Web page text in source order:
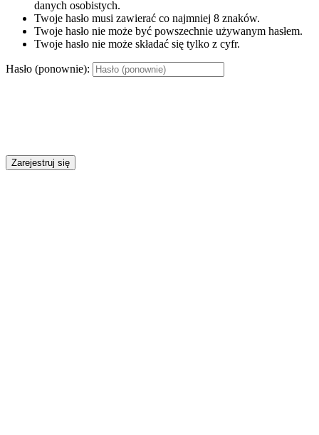
danych osobistych.
Twoje hasło musi zawierać co najmniej 8 znaków.
Twoje hasło nie może być powszechnie używanym hasłem.
Twoje hasło nie może składać się tylko z cyfr.
Hasło (ponownie):
Zarejestruj się